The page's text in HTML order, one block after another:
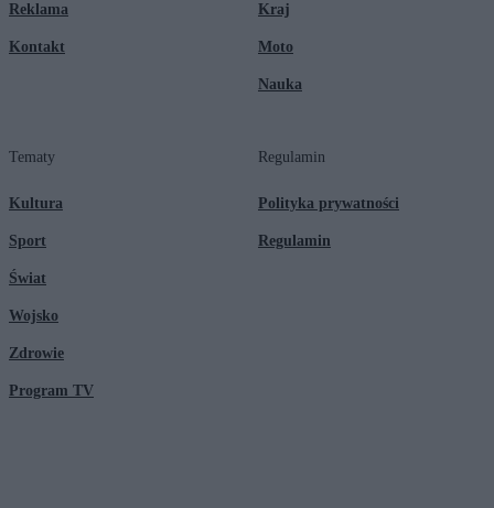
Reklama
Kontakt
Kraj
Moto
Nauka
Tematy
Kultura
Sport
Świat
Wojsko
Zdrowie
Program TV
Regulamin
Polityka prywatności
Regulamin